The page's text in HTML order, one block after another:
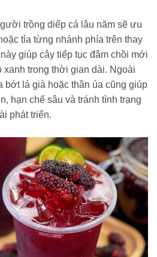
trồng diếp cá lâu năm sẽ ưu
tỉa từng nhánh phía trên thay
giúp cây tiếp tục đâm chồi mới
trong thời gian dài. Ngoài
bớt lá già hoặc thân úa cũng giúp
hạn chế sâu và tránh tình trạng
phát triển.